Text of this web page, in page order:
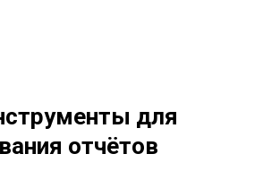
для
отчётов